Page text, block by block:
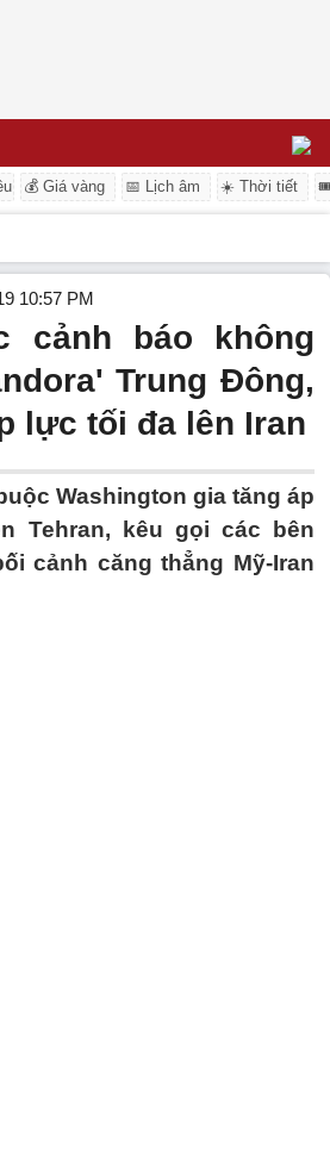
💰 Giá vàng 📅 Lịch âm ☀️ Thời tiết
10:57 PM
cảnh báo không
Trung Đông,
lực tối đa lên Iran
Washington gia tăng áp
Tehran, kêu gọi các bên
cảnh căng thẳng Mỹ-Iran